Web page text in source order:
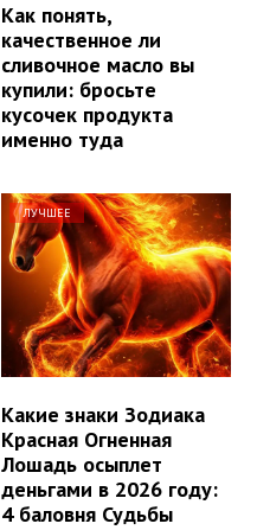
Как понять,
качественное ли
сливочное масло вы
купили: бросьте
кусочек продукта
именно туда
ЛУЧШЕЕ
Какие знаки Зодиака
Красная Огненная
Лошадь осыплет
деньгами в 2026 году:
4 баловня Судьбы